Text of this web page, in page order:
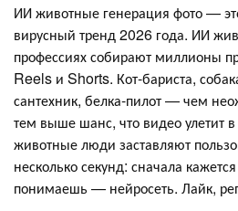
ИИ животные генерация фото —
вирусный тренд 2026 года. ИИ
профессиях собирают миллионы
Reels и Shorts. Кот-бариста,
сантехник, белка-пилот — чем
тем выше шанс, что видео улетит
животные люди заставляют
несколько секунд: сначала
понимаешь — нейросеть. Лайк,